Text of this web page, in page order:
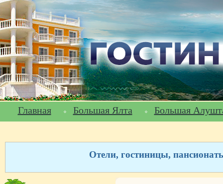
Главная Большая Ялта Большая
Отели, гостиницы,